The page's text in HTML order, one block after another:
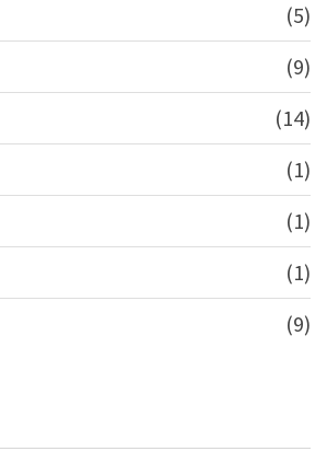
(5)
(9)
(14)
(1)
(1)
(1)
(9)